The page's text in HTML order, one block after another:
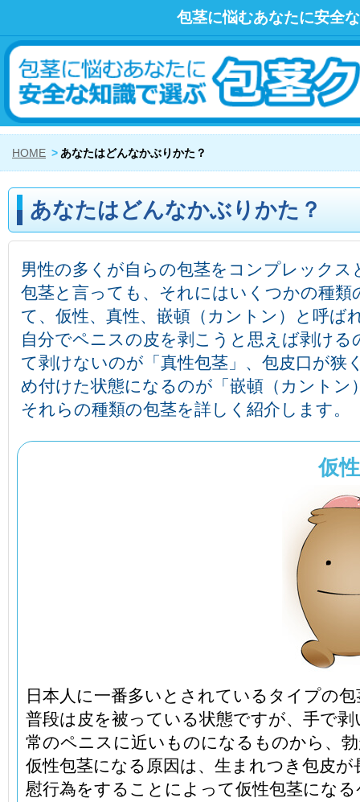
包茎に悩むあなたに安全
HOME あなたはどんなかぶりかた？
あなたはどんなかぶりかた？
男性の多くが自らの包茎をコンプレック
包茎と言っても、それにはいくつかの種
て、仮性、真性、嵌頓（カントン）と呼ば
自分でペニスの皮を剥こうと思えば剥け
て剥けないのが「真性包茎」、包皮口が
め付けた状態になるのが「嵌頓（カントン
それらの種類の包茎を詳しく紹介します。
仮
日本人に一番多いとされているタイプの包
普段は皮を被っている状態ですが、手で
常のペニスに近いものになるものから、
仮性包茎になる原因は、生まれつき包皮
慰行為をすることによって仮性包茎にな